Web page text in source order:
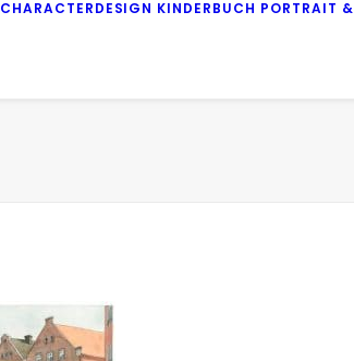
CHARACTERDESIGN KINDERBUCH PORTRAIT